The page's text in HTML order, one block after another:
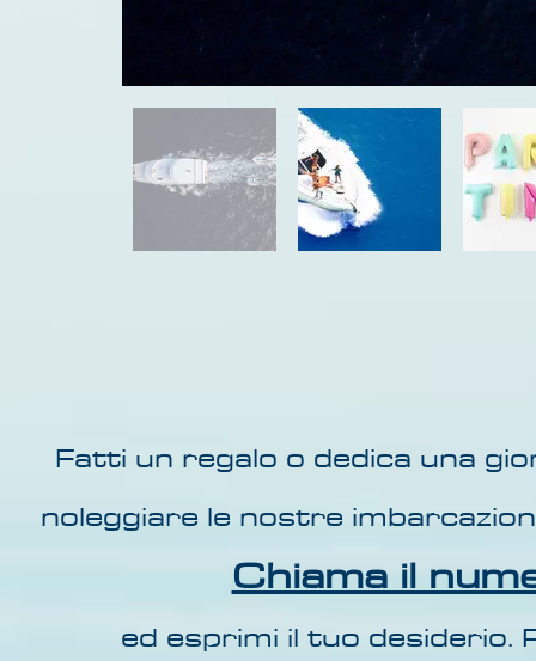
Fatti un regalo o dedica una
noleggiare le nostre
Chiama il
ed esprimi il tuo desiderio.